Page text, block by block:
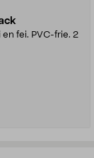
en fei. PVC-frie. 2